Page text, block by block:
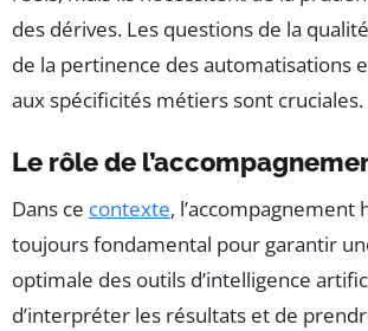
des dérives. Les questions de la
de la pertinence des automatisations
aux spécificités métiers sont cruciales.
Le rôle de
Dans ce contexte, l’accompagnement
toujours fondamental pour garantir
optimale des outils d’intelligence
d’interpréter les résultats et de